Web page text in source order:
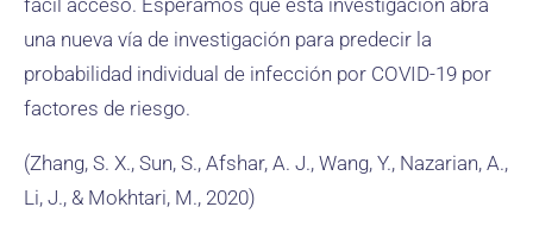
fácil acceso. Esperamos que esta investigación abra
una nueva vía de investigación para predecir la
probabilidad individual de infección por COVID-19 por
factores de riesgo.
(Zhang, S. X., Sun, S., Afshar, A. J., Wang, Y., Nazarian, A.,
Li, J., & Mokhtari, M., 2020)